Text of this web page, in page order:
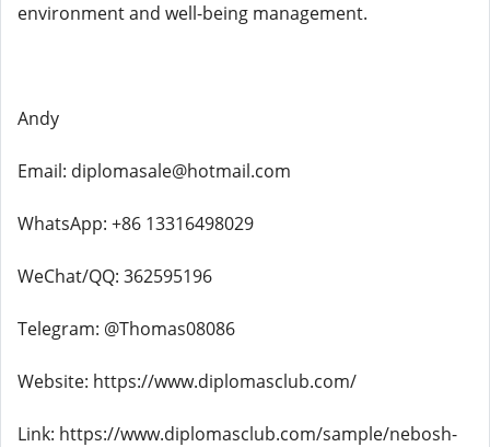
environment and well-being management.
Andy
Email: diplomasale@hotmail.com
WhatsApp: +86 13316498029
WeChat/QQ: 362595196
Telegram: @Thomas08086
Website: https://www.diplomasclub.com/
Link: https://www.diplomasclub.com/sample/nebosh-